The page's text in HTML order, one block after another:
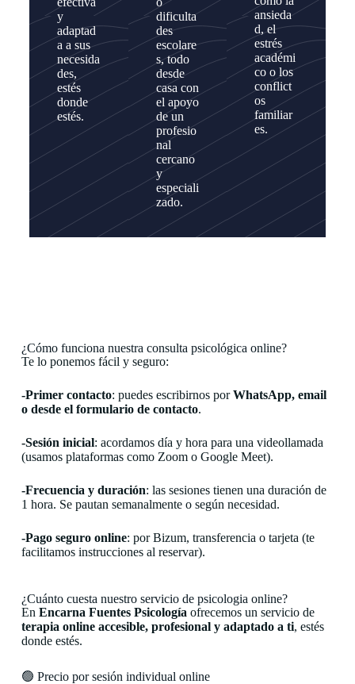
dificulta
des
escolare
s, todo
desde
casa con
el apoyo
de un
profesio
nal
cercano
y
especiali
zado.
y
adaptad
a a sus
necesida
des,
estés
donde
estés.
ansieda
d, el
estrés
académi
co o los
conflict
os
familiar
es.
¿Cómo funciona nuestra consulta psicológica online?
Te lo ponemos fácil y seguro:
-Primer contacto: puedes escribirnos porWhatsApp, email
o desde el formulario de contacto.
-Sesión inicial: acordamos día y hora para una videollamada
(usamos plataformas como Zoom o Google Meet).
-Frecuencia y duración: las sesiones tienen una duración de
1 hora. Se pautan semanalmente o según necesidad.
-Pago seguro online: por Bizum, transferencia o tarjeta (te
facilitamos instrucciones al reservar).
¿Cuánto cuesta nuestro servicio de psicologia online?
En Encarna Fuentes Psicología ofrecemos un servicio de
terapia online accesible, profesional y adaptado a ti, estés
donde estés.
🟢 Precio por sesión individual online